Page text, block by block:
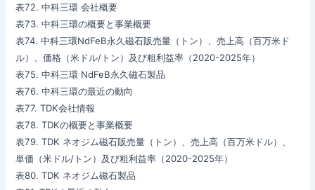
表72. 中科三環 会社概要
表73. 中科三環の概要と事業概要
表74. 中科三環NdFeB永久磁石販売量（トン）、売上高（百万米ド
ル）、価格（米ドル/トン）及び粗利益率（2020-2025年）
表75. 中科三環 NdFeB永久磁石製品
表76. 中科三環の最近の動向
表77. TDK会社情報
表78. TDKの概要と事業概要
表79. TDK ネオジム磁石販売量（トン）、売上高（百万米ドル）、
単価（米ドル/トン）及び粗利益率（2020-2025年）
表80. TDK ネオジム磁石製品